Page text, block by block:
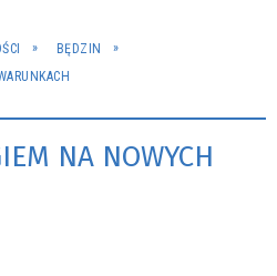
BĘDZIN
NA NOWYCH